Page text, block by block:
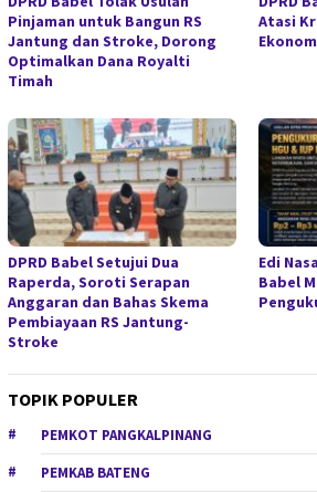
Pinjaman untuk Bangun RS
Jantung dan Stroke, Dorong
Optimalkan Dana Royalti
Timah
Atasi
DPRD Babel Setujui Dua
Raperda, Soroti Serapan
Anggaran dan Bahas Skema
Pembiayaan RS Jantung-
Stroke
Edi
Babel
TOPIK POPULER
PEMKOT PANGKALPINANG
PEMKAB BATENG